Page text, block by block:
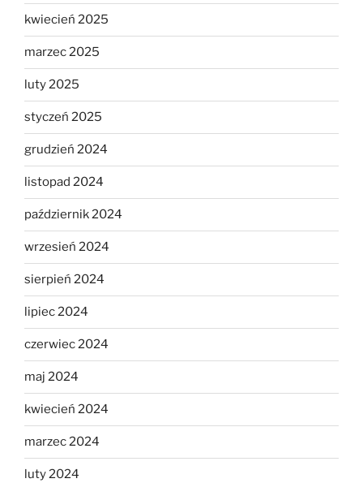
kwiecień 2025
marzec 2025
luty 2025
styczeń 2025
grudzień 2024
listopad 2024
październik 2024
wrzesień 2024
sierpień 2024
lipiec 2024
czerwiec 2024
maj 2024
kwiecień 2024
marzec 2024
luty 2024